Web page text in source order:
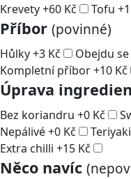
Krevety+60 Kč Tofu +
Příbor (povinné)
Hůlky+3 Kč Obejdu
Kompletní příbor+10 Kč
Úprava
Bez koriandru +0 Kč
Nepálivé+0 Kč
Extra chilli +15 Kč
Něco navíc